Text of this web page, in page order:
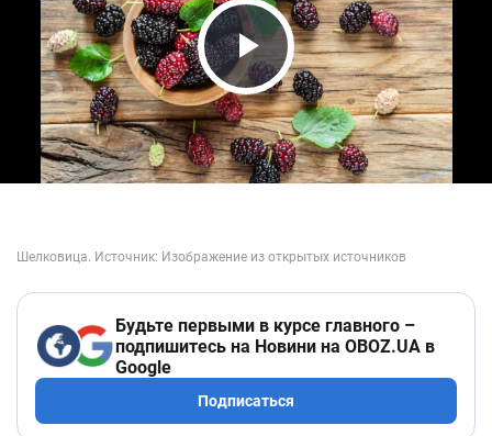
Play Video
Будьте первыми в курсе главного –
подпишитесь на Новини на OBOZ.UA в
Google
Подписаться